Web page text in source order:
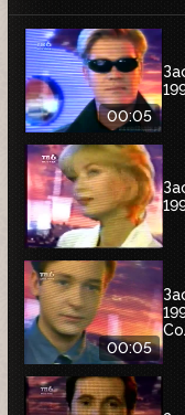
00:05
00:05